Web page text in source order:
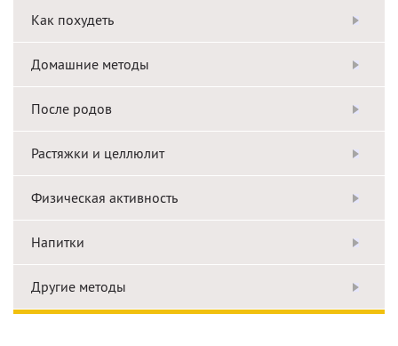
Как похудеть
Домашние методы
После родов
Растяжки и целлюлит
Физическая активность
Напитки
Другие методы